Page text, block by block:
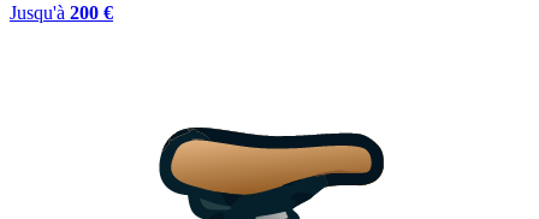
Jusqu'à 200 €